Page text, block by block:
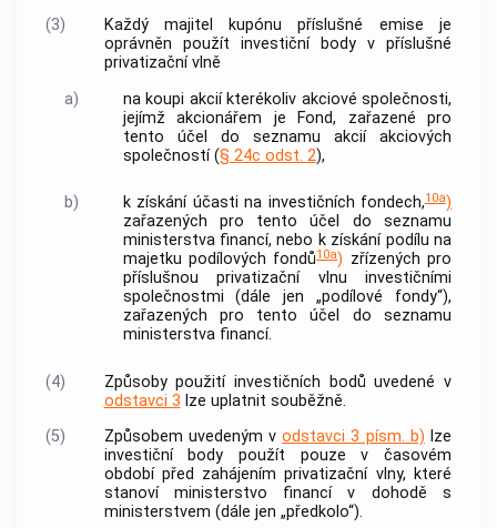
(3)
Každý majitel kupónu příslušné emise je
oprávněn použít investiční body v příslušné
privatizační vlně
a)
na koupi akcií kterékoliv akciové společnosti,
jejímž akcionářem je Fond, zařazené pro
tento účel do seznamu akcií akciových
společností(§ 24c odst. 2),
b) k získání účasti na investičních fondech,10a)
zařazených pro tento účel do seznamu
ministerstva financí, nebo k získání podílu na
majetku podílových fondů10a) zřízených pro
příslušnou privatizační vlnu investičními
společnostmi (dále jen „podílové fondy“),
zařazených pro tento účel do seznamu
ministerstva financí.
(4)
Způsoby použití investičních bodů uvedené v
odstavci 3 lze uplatnit souběžně.
(5)
Způsobem uvedeným vodstavci 3 písm. b) lze
investiční body použít pouze v časovém
období před zahájením privatizační vlny, které
stanoví ministerstvo financí v dohodě s
ministerstvem (dále jen „předkolo“).